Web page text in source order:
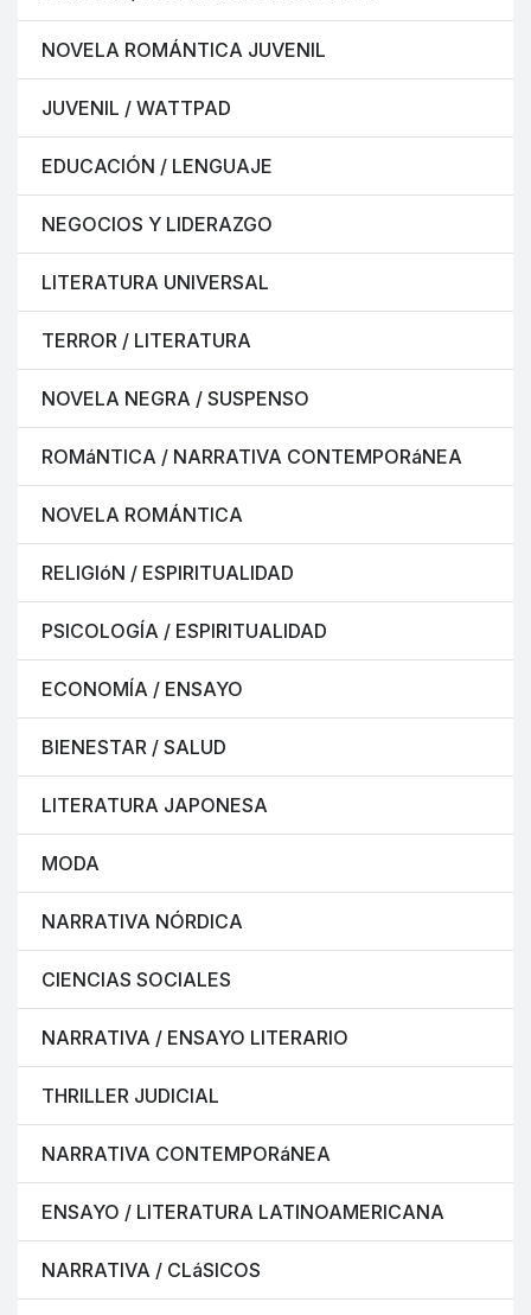
NOVELA ROMÁNTICA JUVENIL
JUVENIL / WATTPAD
EDUCACIÓN / LENGUAJE
NEGOCIOS Y LIDERAZGO
LITERATURA UNIVERSAL
TERROR / LITERATURA
NOVELA NEGRA / SUSPENSO
ROMáNTICA / NARRATIVA CONTEMPORáNEA
NOVELA ROMÁNTICA
RELIGIóN / ESPIRITUALIDAD
PSICOLOGÍA / ESPIRITUALIDAD
ECONOMÍA / ENSAYO
BIENESTAR / SALUD
LITERATURA JAPONESA
MODA
NARRATIVA NÓRDICA
CIENCIAS SOCIALES
NARRATIVA / ENSAYO LITERARIO
THRILLER JUDICIAL
NARRATIVA CONTEMPORáNEA
ENSAYO / LITERATURA LATINOAMERICANA
NARRATIVA / CLáSICOS